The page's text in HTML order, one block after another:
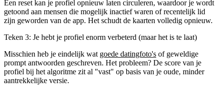
Een reset kan je profiel opnieuw laten circuleren, waardoor je wordt
getoond aan mensen die mogelijk inactief waren of recentelijk lid
zijn geworden van de app. Het schudt de kaarten volledig opnieuw.
Teken 3: Je hebt je profiel enorm verbeterd (maar het is te laat)
Misschien heb je eindelijk wat goede datingfoto's of geweldige
prompt antwoorden geschreven. Het probleem? De score van je
profiel bij het algoritme zit al "vast" op basis van je oude, minder
aantrekkelijke versie.